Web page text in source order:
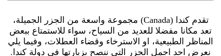
تقدم كندا (Canada) مجموعة واسعة من الجزر الجميلة،
تعد مكانا مفضلا للعديد من السياح، سواء للاستمتاع ببعض
المناظر الطبيعية، او الاسترخاء وقضاء العطلات، وفيما يلي
نعرض احد اجمل الجزر التي ننصح بزيارتها في دولة كندا.